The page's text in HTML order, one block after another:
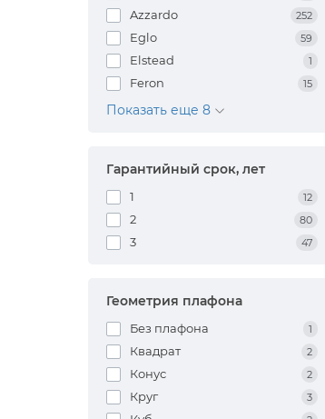
Azzardo 252
Eglo 59
Elstead 1
Feron 15
Показать еще 8
Гарантийный срок, лет
1 12
2 80
3 47
Геометрия плафона
Без плафона 1
Квадрат 2
Конус 2
Круг 3